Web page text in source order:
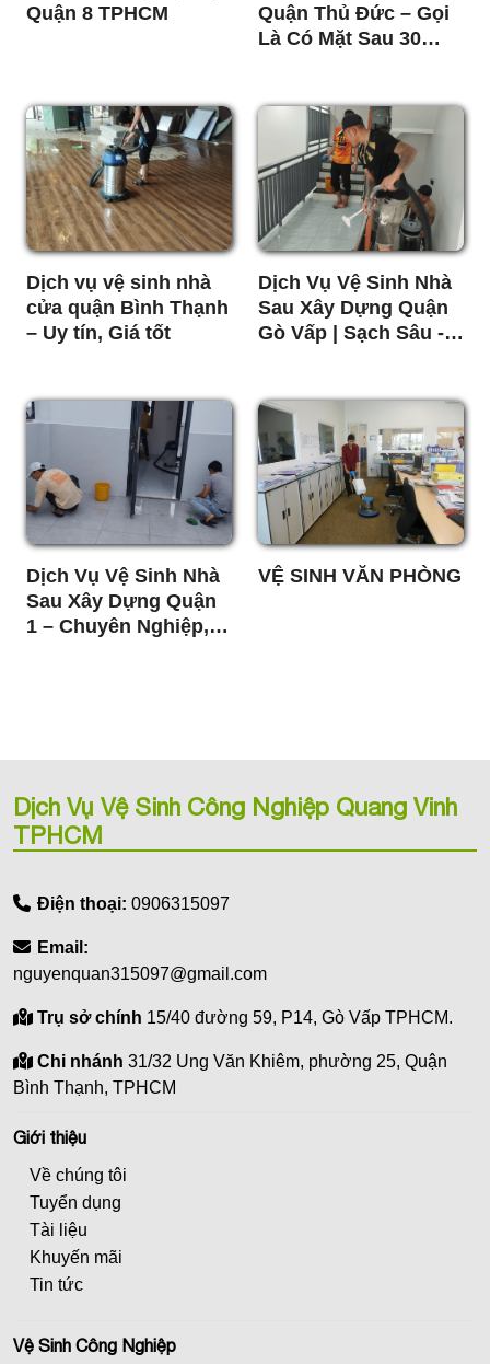
Quận 8 TPHCM
Quận Thủ Đức – Gọi
Là Có Mặt Sau 30
Dịch vụ vệ sinh nhà
cửa quận Bình Thạnh
– Uy tín, Giá tốt
Dịch Vụ Vệ Sinh Nhà
Sau Xây Dựng Quận
Gò Vấp | Sạch Sâu -
Dịch Vụ Vệ Sinh Nhà
Sau Xây Dựng Quận
1 – Chuyên Nghiệp,
VỆ SINH VĂN PHÒNG
Dịch Vụ Vệ Sinh Công Nghiệp Quang Vinh
TPHCM
Điện thoại: 0906315097
Email:
nguyenquan315097@gmail.com
Trụ sở chính 15/40 đường 59, P14, Gò Vấp TPHCM.
Chi nhánh 31/32 Ung Văn Khiêm, phường 25, Quận
Bình Thạnh, TPHCM
Giới thiệu
Về chúng tôi
Tuyển dụng
Tài liệu
Khuyến mãi
Tin tức
Vệ Sinh Công Nghiệp